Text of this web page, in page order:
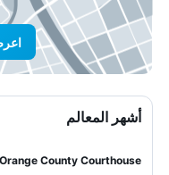
أشهر المعالم
County Courthouse